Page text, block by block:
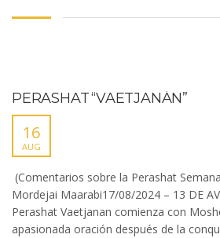
PERASHAT “VAETJANÁN”
16
AUG
(Comentarios sobre la Perashat
Mordejai Maarabi17/08/2024 – 13 DE
Perashat Vaetjanan comienza con
apasionada oración después de la